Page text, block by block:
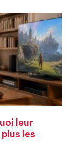
leur
les